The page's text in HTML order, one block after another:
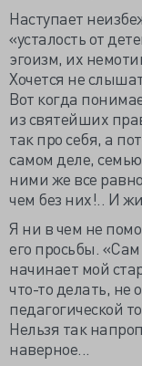
Наступает
«усталость от
эгоизм, их
Хочется не
Вот когда
из святейших
так про себя, а
самом деле,
ними же все
чем без них!.. И
Я ни в чем не
его просьбы.
начинает мой
что-то делать, не
педагогической
Нельзя так
наверное...